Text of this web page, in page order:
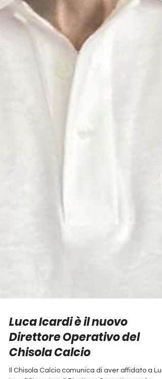
Luca Icardi è il nuovo
Direttore Operativo del
Chisola Calcio